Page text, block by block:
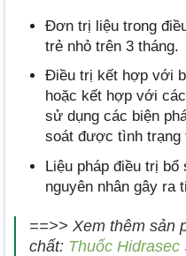
Đơn trị liệu trong
trẻ nhỏ trên 3 tháng.
Điều trị kết hợp với
hoặc kết hợp với
sử dụng các biện
soát được tình trạng
Liệu pháp điều trị
nguyên nhân gây ra
==>> Xem thêm sản
chất: Thuốc Hidrasec